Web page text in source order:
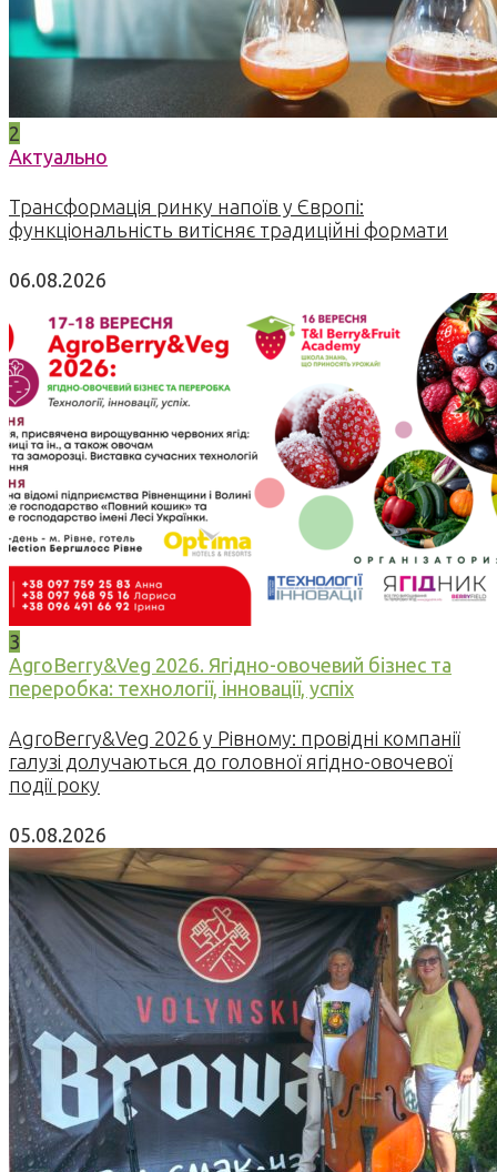
2
Актуально
Трансформація ринку напоїв у Європі:
функціональність витісняє традиційні формати
06.08.2026
3
AgroBerry&Veg 2026. Ягідно-овочевий бізнес та
переробка: технології, інновації, успіх
AgroBerry&Veg 2026 у Рівному: провідні компанії
галузі долучаються до головної ягідно-овочевої
події року
05.08.2026